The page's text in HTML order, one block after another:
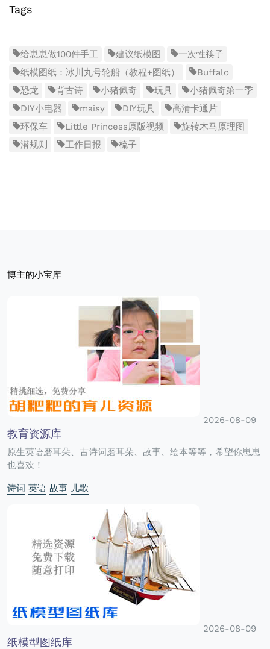
Tags
给崽崽做100件手工 建议纸模图
一次性筷子
纸模图纸：冰川丸号轮船（教程+图纸）
Buffalo
恐龙
背古诗 小猪佩奇 玩具
小猪佩奇第一季
DIY小电器
maisy DIY玩具
高清卡通片
环保车
Little Princess原版视频
旋转木马原理图
潜规则
工作日报 梳子
博主的小宝库
2026-08-09
教育资源库
原生英语磨耳朵、古诗词磨耳朵、故事、绘本等等，希望你崽崽
也喜欢！
诗词 英语 故事 儿歌
2026-08-09
纸模型图纸库